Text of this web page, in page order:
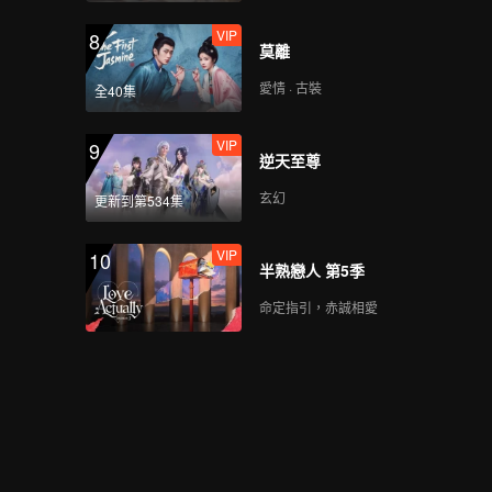
8
全40集
VIP
莫離
愛情 · 古裝
9
更新到第534集
VIP
逆天至尊
玄幻
10 VIP
半熟戀人 第5季
命定指引，赤誠相愛